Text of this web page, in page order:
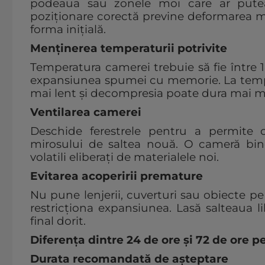
podeaua sau zonele moi care ar
poziționare corectă previne deformarea
forma inițială.
Menținerea temperaturii potrivite
Temperatura camerei trebuie să fie între
expansiunea spumei cu memorie. La
mai lent și decompresia poate dura mai
Ventilarea camerei
Deschide ferestrele pentru a permite
mirosului de saltea nouă. O cameră
volatili eliberați de materialele noi.
Evitarea acoperirii premature
Nu pune lenjerii, cuverturi sau obiecte
restricționa expansiunea. Lasă
final dorit.
Diferența dintre 24 de ore și 72 de ore
Durata recomandată de așteptare